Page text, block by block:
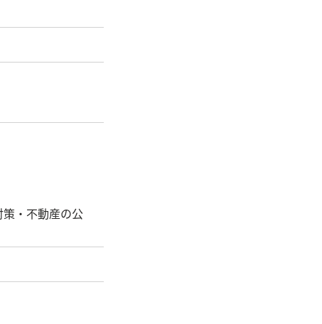
・不動産の公